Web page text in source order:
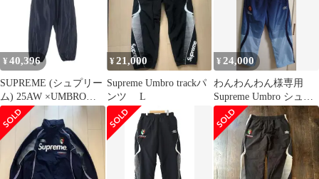
(Cotton Ripstop Track
Pant) / ブラック 黒 / ボ
トムス ズボン【メン
ズ】【中古】
¥ 40,396
SUPREME (シュプリー
ム) 25AW ×UMBRO
Leather Track Pant ×ア
ンブロ ロゴ刺繍レザー
トラックロングパンツ
ネイビー
¥21,000
Supreme Umbro trackパ
ンツ L
¥ 24,000
わんわんわん様専用
Supreme Umbro シュプ
リーム アンブロ パンツ
M